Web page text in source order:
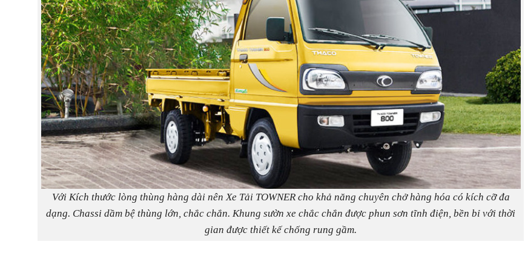
Với Kích thước lòng thùng hàng dài nên Xe Tải TOWNER cho khả năng chuyên chở hàng hóa có kích cỡ đa
dạng. Chassi dầm bệ thùng lớn, chắc chắn. Khung sườn xe chắc chắn được phun sơn tĩnh điện, bền bỉ với thời
gian được thiết kế chống rung gầm.